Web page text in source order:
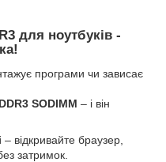
для ноутбуків -
програми чи зависає
SODIMM – і він
– відкривайте браузер,
затримок.